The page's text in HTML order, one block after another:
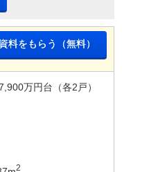
資料をもらう（無料）
万円台（各2戸）
2